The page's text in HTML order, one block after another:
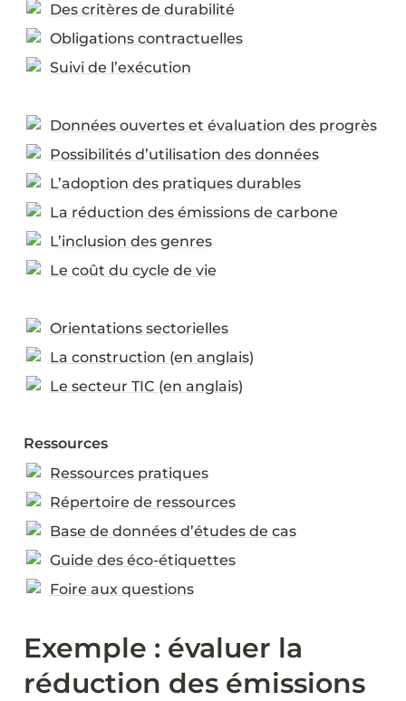
Des critères de durabilité
Obligations contractuelles
Suivi de l’exécution
Données ouvertes et évaluation des progrès
Possibilités d’utilisation des données
L’adoption des pratiques durables
La réduction des émissions de carbone
L’inclusion des genres
Le coût du cycle de vie
Orientations sectorielles
La construction (en anglais)
Le secteur TIC (en anglais)
Ressources
Ressources pratiques
Répertoire de ressources
Base de données d’études de cas
Guide des éco-étiquettes
Foire aux questions
Exemple : évaluer la
réduction des émissions